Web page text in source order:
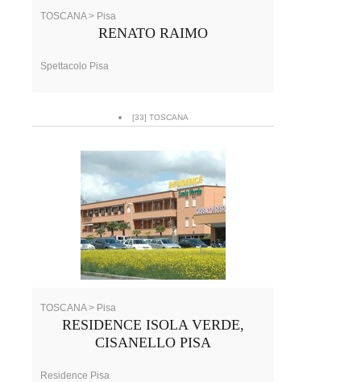
TOSCANA > Pisa
RENATO RAIMO
Spettacolo Pisa
[33] TOSCANA
TOSCANA > Pisa
RESIDENCE ISOLA VERDE,
CISANELLO PISA
Residence Pisa